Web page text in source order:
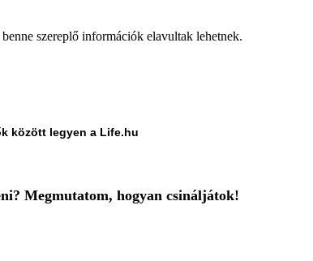
szereplő információk elavultak lehetnek.
között legyen a Life.hu
Megmutatom, hogyan csináljátok!